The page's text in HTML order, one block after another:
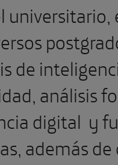
universitario,
de
análisis
digital y
además